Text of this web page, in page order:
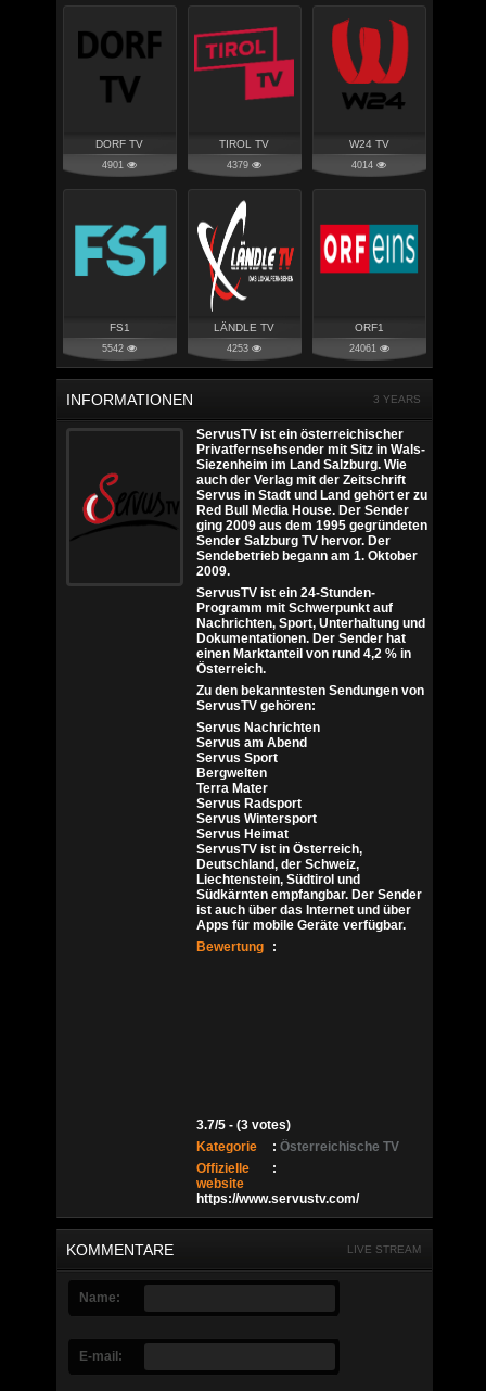
DORF TV
4901
TIROL TV
4379
W24 TV
4014
FS1
5542
LÄNDLE TV
4253
ORF1
24061
INFORMATIONEN 3 YEARS
ServusTV ist ein österreichischer
Privatfernsehsender mit Sitz in Wals-
Siezenheim im Land Salzburg. Wie
auch der Verlag mit der Zeitschrift
Servus in Stadt und Land gehört er zu
Red Bull Media House. Der Sender
ging 2009 aus dem 1995 gegründeten
Sender Salzburg TV hervor. Der
Sendebetrieb begann am 1. Oktober
2009.
ServusTV ist ein 24-Stunden-
Programm mit Schwerpunkt auf
Nachrichten, Sport, Unterhaltung und
Dokumentationen. Der Sender hat
einen Marktanteil von rund 4,2 % in
Österreich.
Zu den bekanntesten Sendungen von
ServusTV gehören:
Servus Nachrichten
Servus am Abend
Servus Sport
Bergwelten
Terra Mater
Servus Radsport
Servus Wintersport
Servus Heimat
ServusTV ist in Österreich,
Deutschland, der Schweiz,
Liechtenstein, Südtirol und
Südkärnten empfangbar. Der Sender
ist auch über das Internet und über
Apps für mobile Geräte verfügbar.
Bewertung
:
3.7/5 - (3 votes)
Kategorie
: Österreichische TV
Offizielle
website
:
https://www.servustv.com/
KOMMENTARE LIVE STREAM
Name:
E-mail: